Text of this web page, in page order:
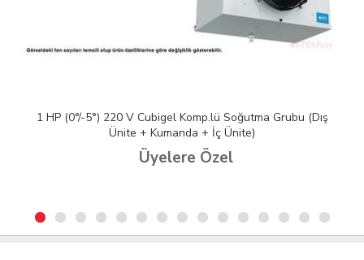
1 HP (0°/-5°) 220 V Cubigel Komp.lü Soğutma Grubu (Dış
Ünite + Kumanda + İç Ünite)
Üyelere Özel